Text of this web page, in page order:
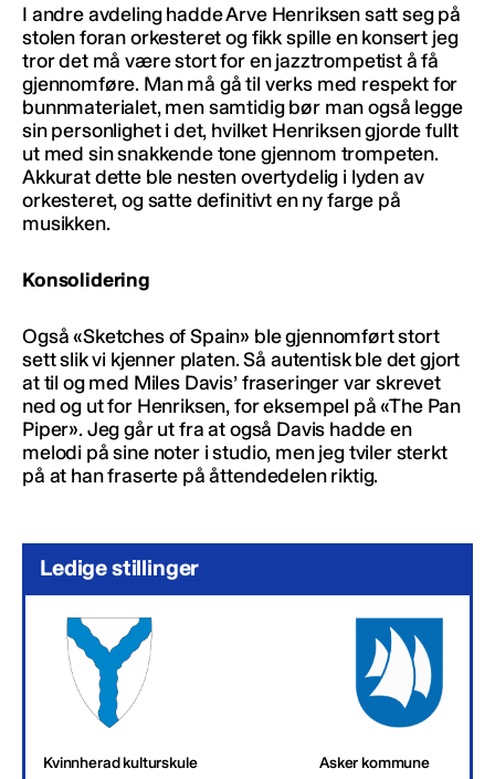
I andre avdeling hadde Arve Henriksen satt seg på
stolen foran orkesteret og fikk spille en konsert jeg
tror det må være stort for en jazztrompetist å få
gjennomføre. Man må gå til verks med respekt for
bunnmaterialet, men samtidig bør man også legge
sin personlighet i det, hvilket Henriksen gjorde fullt
ut med sin snakkende tone gjennom trompeten.
Akkurat dette ble nesten overtydelig i lyden av
orkesteret, og satte definitivt en ny farge på
musikken.
Konsolidering
Også «Sketches of Spain» ble gjennomført stort
sett slik vi kjenner platen. Så autentisk ble det gjort
at til og med Miles Davis’ fraseringer var skrevet
ned og ut for Henriksen, for eksempel på «The Pan
Piper». Jeg går ut fra at også Davis hadde en
melodi på sine noter i studio, men jeg tviler sterkt
på at han fraserte på åttendedelen riktig.
Ledige stillinger
Kvinnherad kulturskule Asker kommune